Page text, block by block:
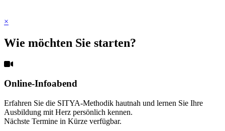
×
Wie möchten Sie starten?
Online-Infoabend
Erfahren Sie die SITYA-Methodik hautnah und lernen Sie Ihre
Ausbildung mit Herz persönlich kennen.
Nächste Termine in Kürze verfügbar.